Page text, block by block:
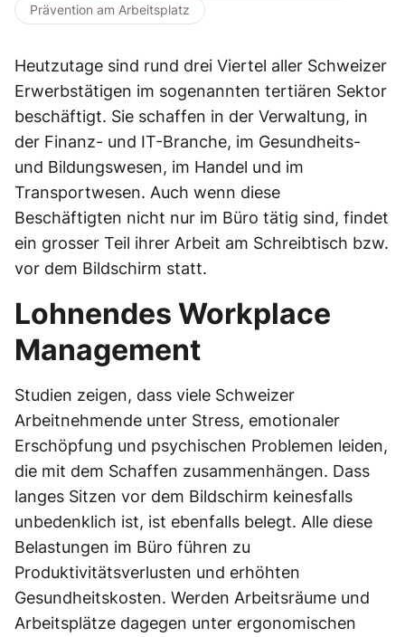
Prävention am Arbeitsplatz
Heutzutage sind rund drei Viertel aller Schweizer
Erwerbstätigen im sogenannten tertiären Sektor
beschäftigt. Sie schaffen in der Verwaltung, in
der Finanz- und IT-Branche, im Gesundheits-
und Bildungswesen, im Handel und im
Transportwesen. Auch wenn diese
Beschäftigten nicht nur im Büro tätig sind, findet
ein grosser Teil ihrer Arbeit am Schreibtisch bzw.
vor dem Bildschirm statt.
Lohnendes Workplace
Management
Studien zeigen, dass viele Schweizer
Arbeitnehmende unter Stress, emotionaler
Erschöpfung und psychischen Problemen leiden,
die mit dem Schaffen zusammenhängen. Dass
langes Sitzen vor dem Bildschirm keinesfalls
unbedenklich ist, ist ebenfalls belegt. Alle diese
Belastungen im Büro führen zu
Produktivitätsverlusten und erhöhten
Gesundheitskosten. Werden Arbeitsräume und
Arbeitsplätze dagegen unter ergonomischen